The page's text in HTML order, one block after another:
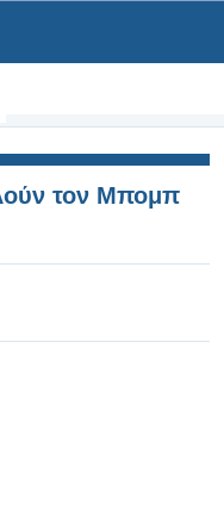
τον Μπομπ